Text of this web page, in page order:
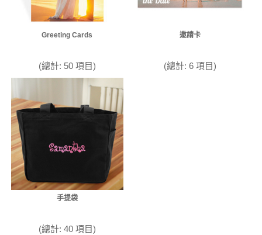
Greeting Cards
(總計: 50 項目)
邀請卡
(總計: 6 項目)
手提袋
(總計: 40 項目)